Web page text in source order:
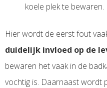
koele plek te bewaren.
Hier wordt de eerst fout
duidelijk invloed op de
bewaren het vaak in de
vochtig is. Daarnaast wordt